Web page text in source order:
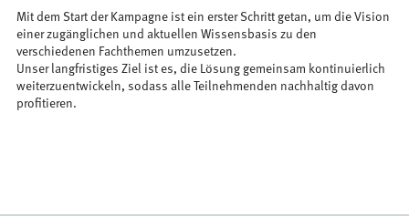
Mit dem Start der Kampagne ist ein erster Schritt getan, um die Vision
einer zugänglichen und aktuellen Wissensbasis zu den
verschiedenen Fachthemen umzusetzen.
Unser langfristiges Ziel ist es, die Lösung gemeinsam kontinuierlich
weiterzuentwickeln, sodass alle Teilnehmenden nachhaltig davon
profitieren.